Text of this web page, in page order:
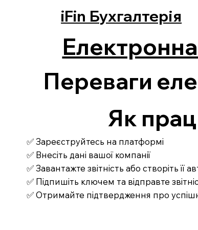
iFin Бухгалтерія
Електронна
Переваги
Як
✅ Зареєструйтесь на платформі
✅ Внесіть дані вашої компанії
✅ Завантажте звітність або створіть
✅ Підпишіть ключем та відправте
✅ Отримайте підтвердження про